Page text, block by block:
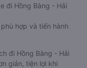
đi Hồng Bàng - Hải
hợp và tiến hành
đi Hồng Bàng - Hải
giản, tiện lợi khi